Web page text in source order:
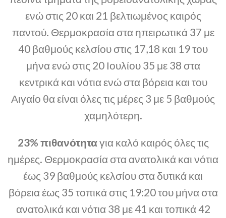
ενώ στις 20 και 21 βελτιωμένος καιρός
παντού. Θερμοκρασία στα ηπειρωτικά 37 με
40 βαθμούς κελσίου στις 17,18 και 19 του
μήνα ενώ στις 20 Ιουλίου 35 με 38 στα
κεντρικά και νότια ενώ στα βόρεια και του
Αιγαίο θα είναι όλες τις μέρες 3 με 5 βαθμούς
χαμηλότερη.
23% πιθανότηταγια καλό καιρός όλες τις
ημέρες. Θερμοκρασία στα ανατολικά και νότια
έως 39 βαθμούς κελσίου στα δυτικά και
βόρεια έως 35 τοπικά στις 19:20 του μήνα στα
ανατολικά και νότια 38 με 41 και τοπικά 42